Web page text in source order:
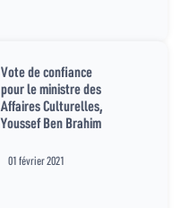
Vote de confiance
pour le ministre des
Affaires Culturelles,
Youssef Ben Brahim
01 février 2021